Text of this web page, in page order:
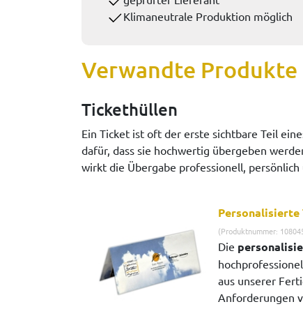
Klimaneutrale Produktion möglich
Verwandte Produkte
Tickethüllen
Ein Ticket ist oft der erste sichtbare Teil
dafür, dass sie hochwertig übergeben
wirkt die Übergabe professionell,
Personalisierte
(Produktnummer:
Die
aus unserer
Anforderungen